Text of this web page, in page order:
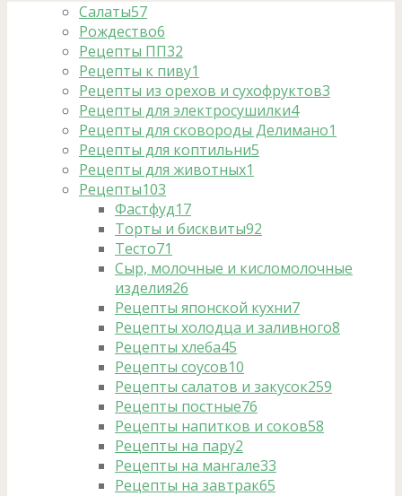
Салаты57
Рождество6
Рецепты ПП32
Рецепты к пиву1
Рецепты из орехов и сухофруктов3
Рецепты для электросушилки4
Рецепты для сковороды Делимано1
Рецепты для коптильни5
Рецепты для животных1
Рецепты103
Фастфуд17
Торты и бисквиты92
Тесто71
Сыр, молочные и кисломолочные
изделия26
Рецепты японской кухни7
Рецепты холодца и заливного8
Рецепты хлеба45
Рецепты соусов10
Рецепты салатов и закусок259
Рецепты постные76
Рецепты напитков и соков58
Рецепты на пару2
Рецепты на мангале33
Рецепты на завтрак65